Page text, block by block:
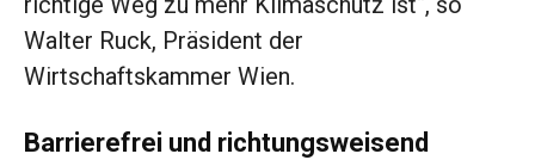
Walter Ruck, Präsident der
Wirtschaftskammer Wien.
Barrierefrei und richtungsweisend